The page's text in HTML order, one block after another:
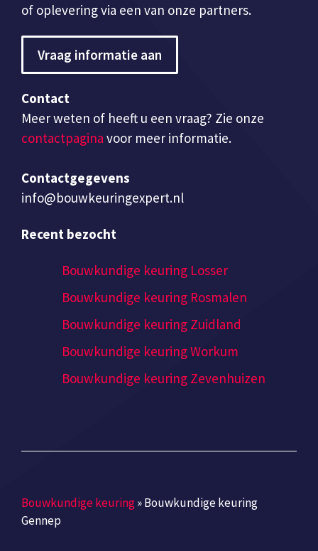
of oplevering via een van onze partners.
Vraag informatie aan
Contact
Meer weten of heeft u een vraag? Zie onze
contactpagina voor meer informatie.
Contactgegevens
info@bouwkeuringexpert.nl
Recent bezocht
Bouwkundige keuring Losser
Bouwkundige keuring Rosmalen
Bouwkundige keuring Zuidland
Bouwkundige keuring Workum
Bouwkundige keuring Zevenhuizen
Bouwkundige keuring»Bouwkundige keuring
Gennep